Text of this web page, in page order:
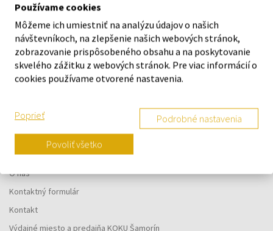
Náš výber na mieru presne pre
vás
O SPOLOČNOSTI
O nás
Kontaktný formulár
Kontakt
Výdajné miesto a predajňa KOKU Šamorín
Používame cookies
Môžeme ich umiestniť na analýzu údajov o našich
návštevníkoch, na zlepšenie našich webových stránok,
zobrazovanie prispôsobeného obsahu a na poskytovanie
skvelého zážitku z webových stránok. Pre viac informácií o
cookies používame otvorené nastavenia.
Poprieť Podrobné nastavenia
Povoliť všetko